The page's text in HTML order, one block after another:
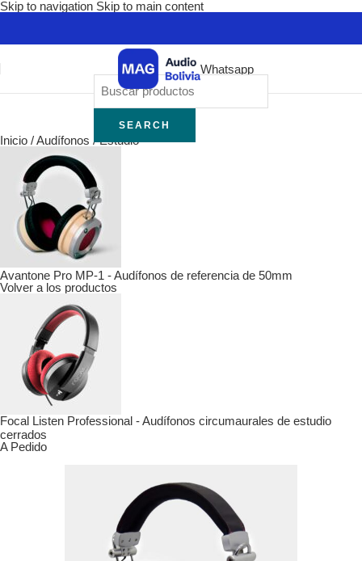
Skip to navigation Skip to main content
Whatsapp
SEARCH
Inicio /Audífonos / Estudio
Avantone Pro MP-1 - Audífonos de referencia de 50mm
Volver a los productos
Focal Listen Professional - Audífonos circumaurales de estudio
cerrados
A Pedido